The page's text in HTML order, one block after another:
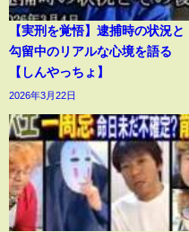
【実刑を覚悟】逮捕時の状況と
勾留中のリアルな心境を語る
【しんやっちょ】
2026年3月22日